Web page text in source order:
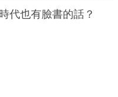
代也有臉書的話？